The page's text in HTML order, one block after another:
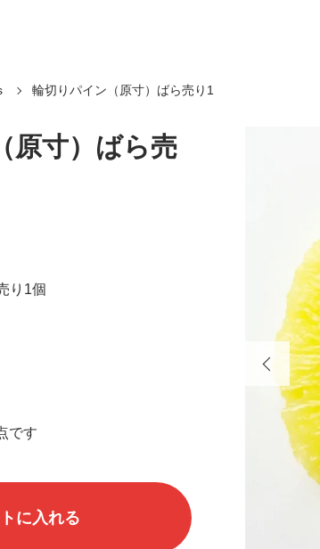
輪切りパイン（原寸）ばら売り1
原寸）ばら売
り1個
です
に入れる